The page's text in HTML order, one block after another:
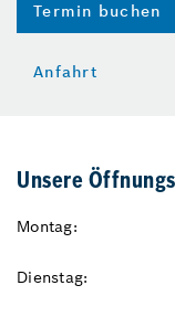
Termin buchen
Anfahrt
Unsere
Montag:
Dienstag: